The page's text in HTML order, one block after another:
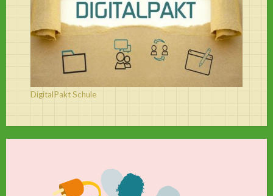
DigitalPakt Schule